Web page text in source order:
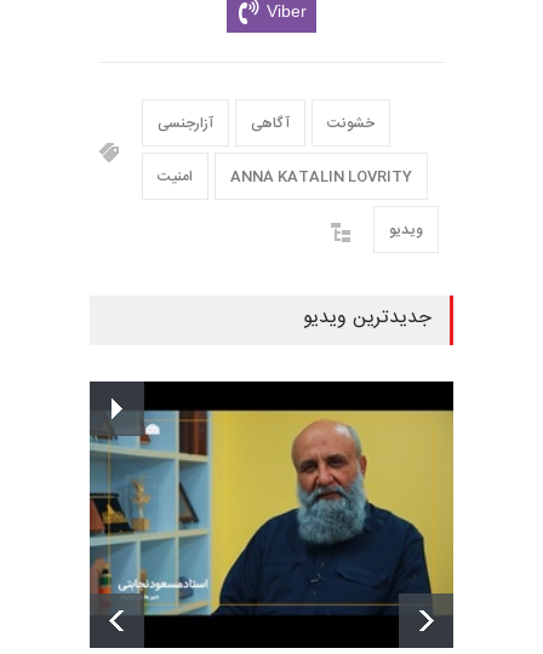
Viber
آزارجنسی آگاهی خشونت
امنیت ANNA KATALIN LOVRITY
ویدیو
جدیدترین ویدیو